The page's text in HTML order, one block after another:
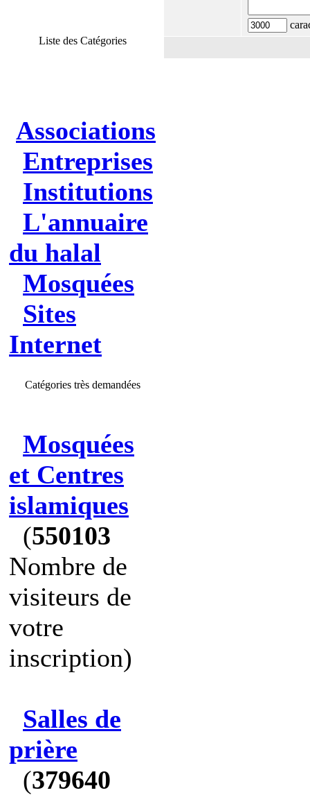
Liste des Catégories
Associations
Entreprises
Institutions
L'annuaire
du halal
Mosquées
Sites
Internet
Catégories très demandées
Mosquées
et Centres
islamiques
(550103
Nombre de
visiteurs de
votre
inscription)
Salles de
prière
(379640